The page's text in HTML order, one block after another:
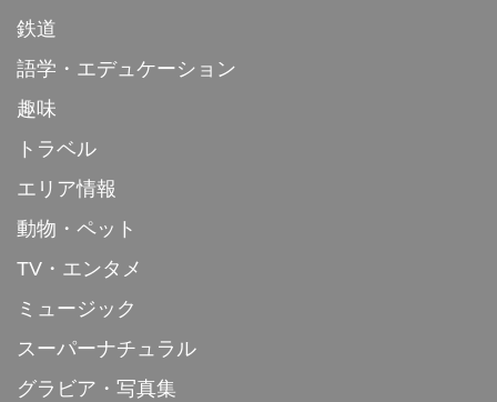
鉄道
語学・エデュケーション
趣味
トラベル
エリア情報
動物・ペット
TV・エンタメ
ミュージック
スーパーナチュラル
グラビア・写真集